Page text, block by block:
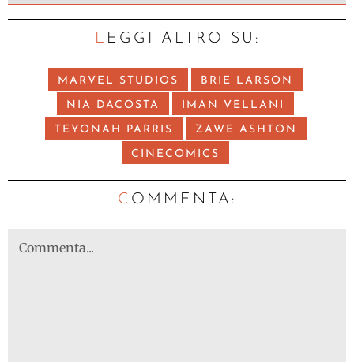
LEGGI ALTRO SU:
MARVEL STUDIOS BRIE LARSON
NIA DACOSTA IMAN VELLANI
TEYONAH PARRIS ZAWE ASHTON
CINECOMICS
C OMMENTA: